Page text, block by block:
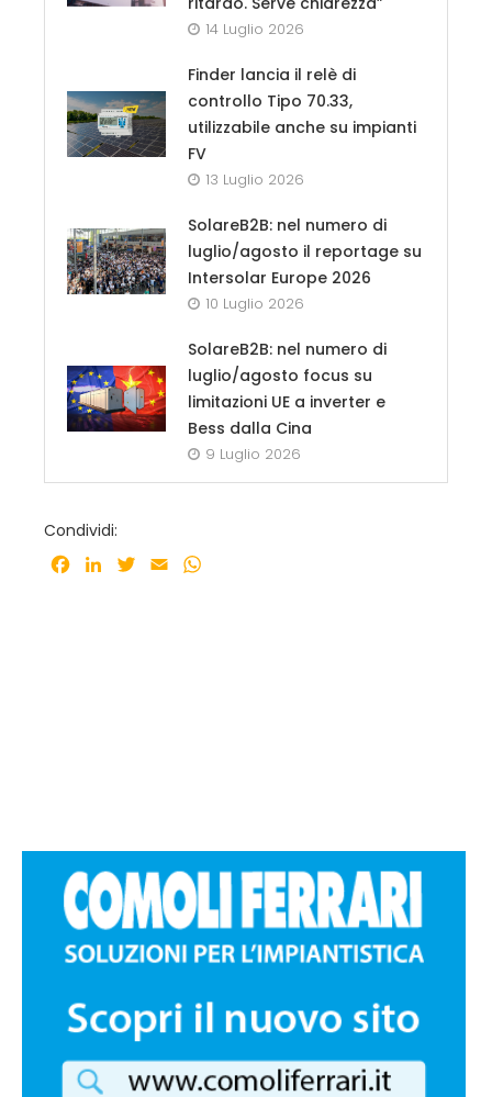
14 Luglio 2026
Finder lancia il relè di
controllo Tipo 70.33,
utilizzabile anche su impianti
FV
13 Luglio 2026
SolareB2B: nel numero di
luglio/agosto il reportage su
Intersolar Europe 2026
10 Luglio 2026
SolareB2B: nel numero di
luglio/agosto focus su
limitazioni UE a inverter e
Bess dalla Cina
9 Luglio 2026
Condividi:
Facebook
LinkedInTwitter
Email